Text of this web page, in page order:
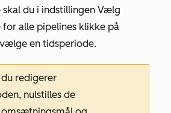
du i indstillingen Vælg
alle pipelines klikke på
vælge en tidsperiode.
du redigerer
nulstilles de